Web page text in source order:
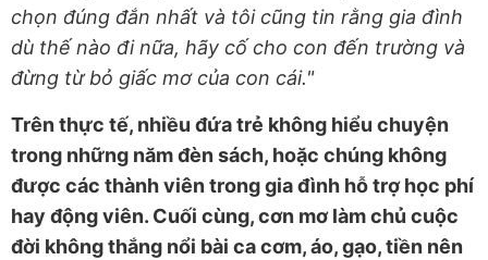
chọn đúng đắn nhất và tôi cũng tin rằng gia đình
dù thế nào đi nữa, hãy cố cho con đến trường và
đừng từ bỏ giấc mơ của con cái."
Trên thực tế, nhiều đứa trẻ không hiểu chuyện
trong những năm đèn sách, hoặc chúng không
được các thành viên trong gia đình hỗ trợ học phí
hay động viên. Cuối cùng, cơn mơ làm chủ cuộc
đời không thắng nổi bài ca cơm, áo, gạo, tiền nên